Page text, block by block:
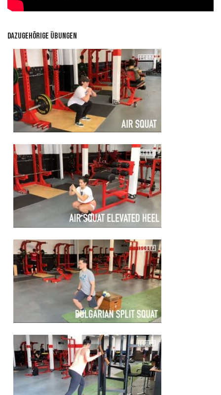
Dazugehörige Übungen